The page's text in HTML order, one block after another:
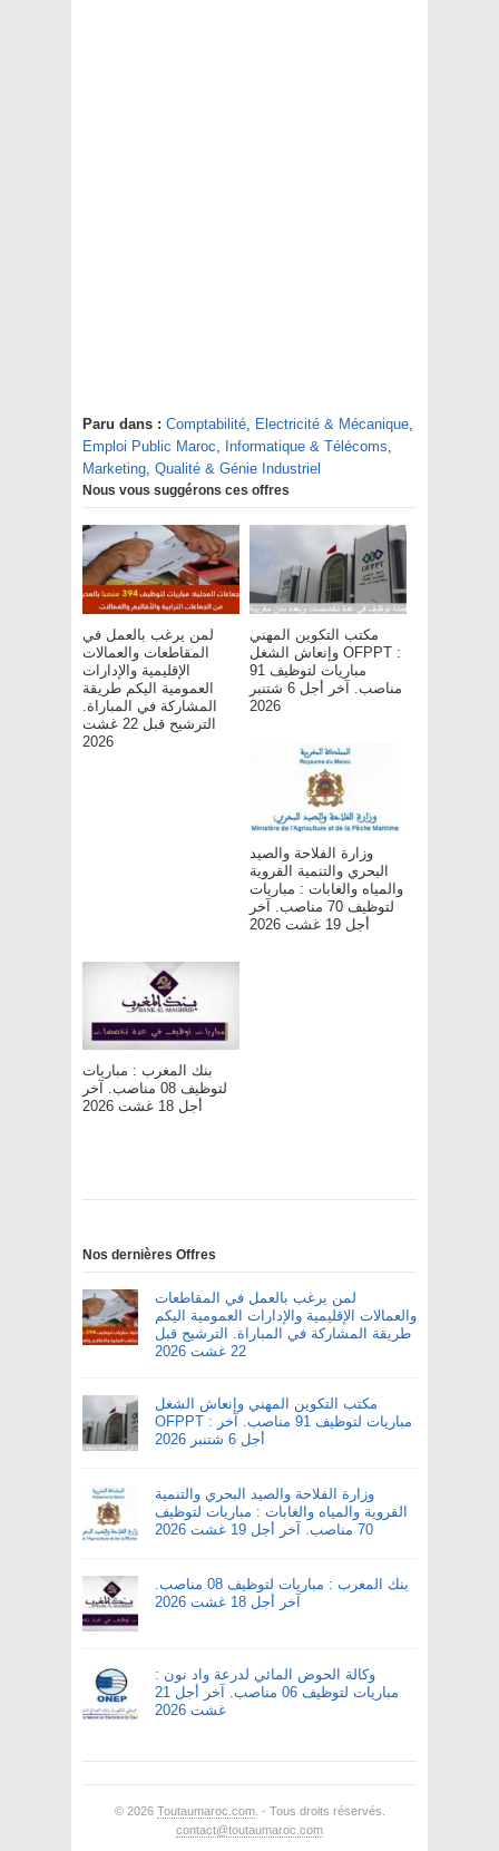
Paru dans : Comptabilité, Electricité & Mécanique,
Emploi Public Maroc, Informatique & Télécoms,
Marketing, Qualité & Génie Industriel
Nous vous suggérons ces offres
لمن يرغب بالعمل في
المقاطعات والعمالات
الإقليمية والإدارات
العمومية اليكم طريقة
المشاركة في المباراة.
الترشيح قبل 22 غشت
2026
مكتب التكوين المهني
وإنعاش الشغل OFPPT :
مباريات لتوظيف 91
مناصب. آخر أجل 6 شتنبر
2026
وزارة الفلاحة والصيد
البحري والتنمية القروية
والمياه والغابات : مباريات
لتوظيف 70 مناصب. آخر
أجل 19 غشت 2026
بنك المغرب : مباريات
لتوظيف 08 مناصب. آخر
أجل 18 غشت 2026
Nos dernières Offres
لمن يرغب بالعمل في المقاطعات
والعمالات الإقليمية والإدارات العمومية اليكم
طريقة المشاركة في المباراة. الترشيح قبل
22 غشت 2026
مكتب التكوين المهني وإنعاش الشغل
OFPPT : مباريات لتوظيف 91 مناصب. آخر
أجل 6 شتنبر 2026
وزارة الفلاحة والصيد البحري والتنمية
القروية والمياه والغابات : مباريات لتوظيف
70 مناصب. آخر أجل 19 غشت 2026
بنك المغرب : مباريات لتوظيف 08 مناصب.
آخر أجل 18 غشت 2026
وكالة الحوض المائي لدرعة واد نون :
مباريات لتوظيف 06 مناصب. آخر أجل 21
غشت 2026
© 2026 Toutaumaroc.com. - Tous droits réservés.
contact@toutaumaroc.com